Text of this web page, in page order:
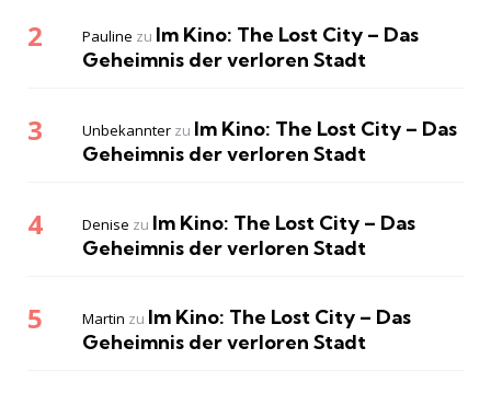
Pauline zu Im Kino: The Lost City – Das
Geheimnis der verloren Stadt
Unbekannter zu Im Kino: The Lost City – Das
Geheimnis der verloren Stadt
Denise zu Im Kino: The Lost City – Das
Geheimnis der verloren Stadt
Martin zu Im Kino: The Lost City – Das
Geheimnis der verloren Stadt